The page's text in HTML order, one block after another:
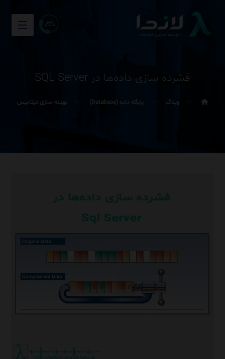
فشرده سازی داده‌ها در SQL Server
وبلاگ پایگاه داده (Database) بهینه سازی دیتابیس